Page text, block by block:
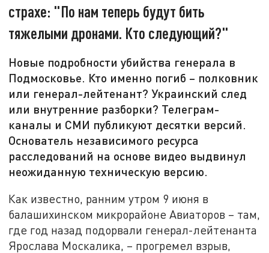
страхе: "По нам теперь будут бить
тяжелыми дронами. Кто следующий?"
Новые подробности убийства генерала в
Подмосковье. Кто именно погиб – полковник
или генерал-лейтенант? Украинский след
или внутренние разборки? Телеграм-
каналы и СМИ публикуют десятки версий.
Основатель независимого ресурса
расследований на основе видео выдвинул
неожиданную техническую версию.
Как известно, ранним утром 9 июня в
балашихинском микрорайоне Авиаторов – там,
где год назад подорвали генерал-лейтенанта
Ярослава Москалика, – прогремел взрыв,